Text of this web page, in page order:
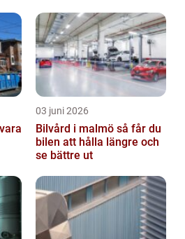
03 juni 2026
Bilvård i malmö så får du
bilen att hålla längre och
se bättre ut